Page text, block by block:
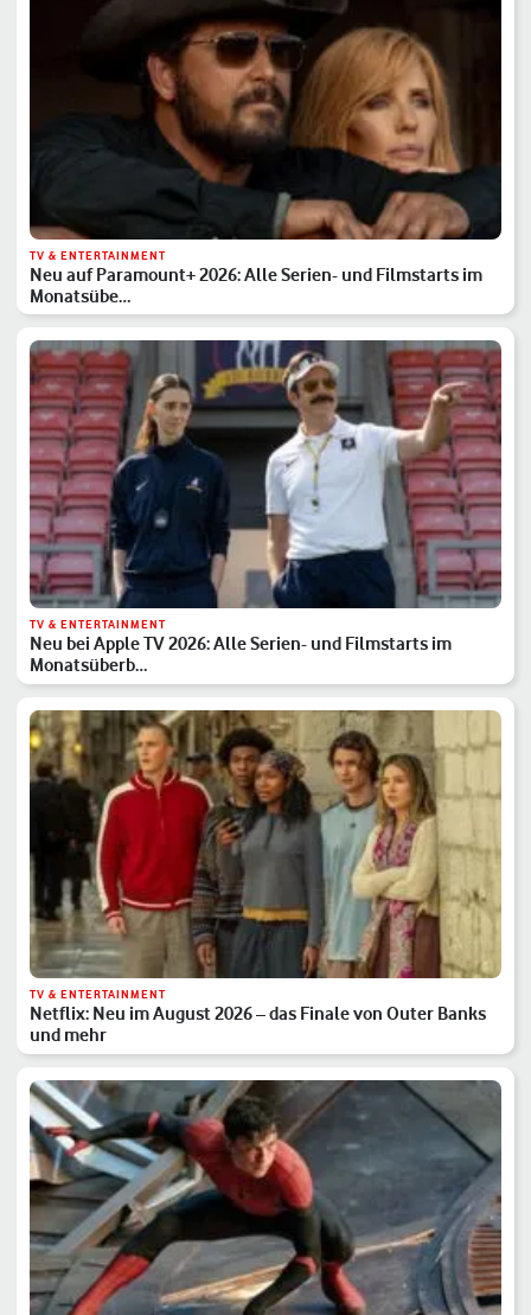
TV & ENTERTAINMENT
Neu auf Paramount+ 2026: Alle Serien- und Filmstarts im
Monatsübe…
TV & ENTERTAINMENT
Neu bei Apple TV 2026: Alle Serien- und Filmstarts im
Monatsüberb…
TV & ENTERTAINMENT
Netflix: Neu im August 2026 – das Finale von Outer Banks
und mehr